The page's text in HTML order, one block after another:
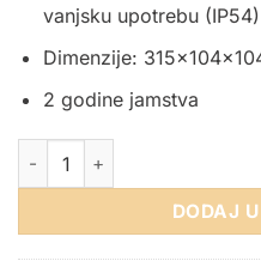
vanjsku upotrebu (IP54)
Dimenzije:
2 godine jamstva
STOLNA LED SVJETILJKA
DODAJ